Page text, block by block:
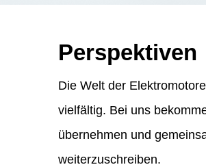
Perspektiven
Die Welt der
vielfältig. Bei uns
übernehmen und
weiterzuschreiben.